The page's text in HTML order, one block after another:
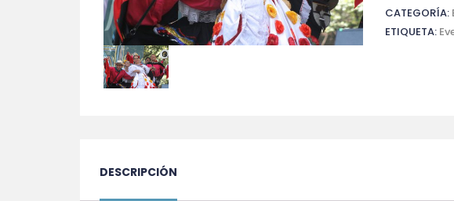
CATEGORÍA:
ETIQUETA:
DESCRIPCIÓN